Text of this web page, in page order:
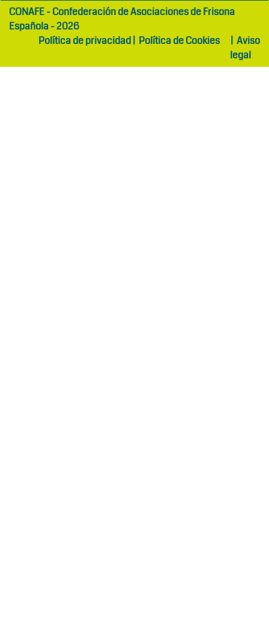
girls
abaya
maltepe
otelCONAFE - Confederación de Asociaciones de Frisona
Española - 2026
Política de privacidad| Política de Cookies | Aviso
legal